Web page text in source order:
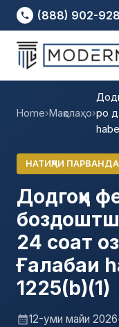
(888) 902-
Home›Мақолаҳо›ро
НАТИҶАИ ПАРВАНДА
Додгоҳи
24 соат
Ғалабаи
1225(b)(1)
12-уми майи 2026